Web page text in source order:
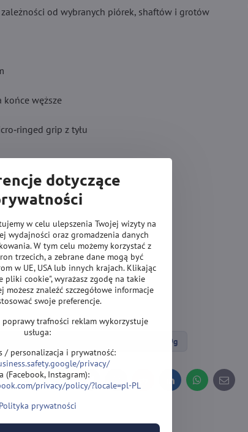
od wybranych piórek, shaftów i grotów
końce węższe
grip z tyłu
Lotki Soft wolframowe 19g
FacebookTwitterBlueskyPinterest LinkedInWhatsApp
E-
mail
dotyczące
w celu ulepszenia Twojej wizyty na
wydajności oraz gromadzenia danych
W tym celu możemy korzystać z
trzecich, a zebrane dane mogą być
w UE, USA lub innych krajach. Klikając
pliki cookie", wyrażasz zgodę na takie
możesz znaleźć szczegółowe informacje
swoje preferencje.
trafności reklam wykorzystuje
usługa:
/ personalizacja i prywatność:
privacy/
(Facebook, Instagram):
privacy/policy/?locale=pl-PL
Polityka prywatności